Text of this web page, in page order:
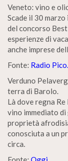
Veneto: vino e
Scade il 30
del concorso
esperienze di
anche imprese
Fonte: Radio Pico.
Verduno
terra di Barolo.
Là dove regna
vino immediato
proprietà
conosciuta a un
circa.